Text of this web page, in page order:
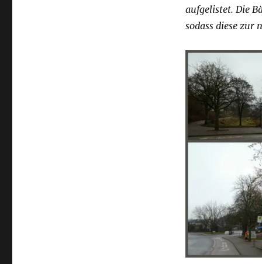
aufgelistet. Die
sodass diese zur